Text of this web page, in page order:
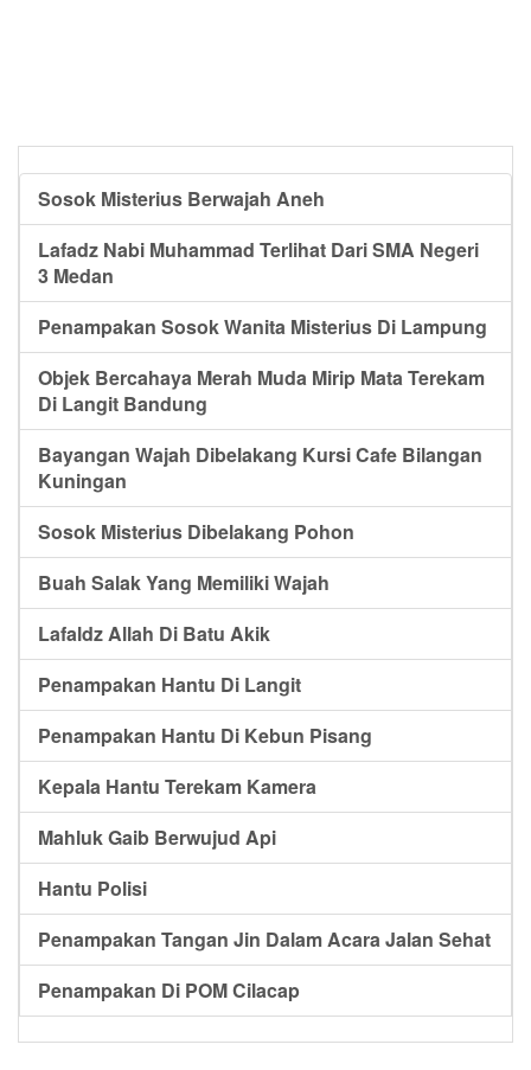
Sosok Misterius Berwajah Aneh
Lafadz Nabi Muhammad Terlihat Dari SMA Negeri
3 Medan
Penampakan Sosok Wanita Misterius Di Lampung
Objek Bercahaya Merah Muda Mirip Mata Terekam
Di Langit Bandung
Bayangan Wajah Dibelakang Kursi Cafe Bilangan
Kuningan
Sosok Misterius Dibelakang Pohon
Buah Salak Yang Memiliki Wajah
Lafaldz Allah Di Batu Akik
Penampakan Hantu Di Langit
Penampakan Hantu Di Kebun Pisang
Kepala Hantu Terekam Kamera
Mahluk Gaib Berwujud Api
Hantu Polisi
Penampakan Tangan Jin Dalam Acara Jalan Sehat
Penampakan Di POM Cilacap